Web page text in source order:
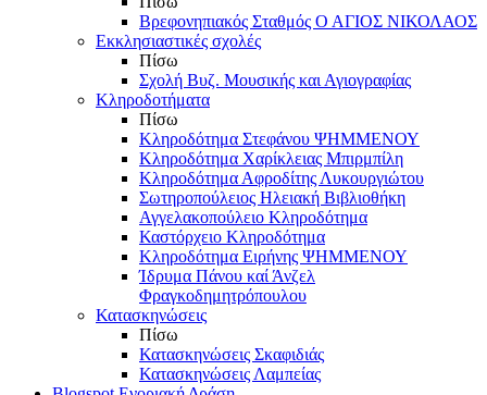
Βρεφονηπιακός Σταθμός Ο ΑΓΙΟΣ ΝΙΚΟΛΑΟΣ
Εκκλησιαστικές σχολές
Πίσω
Σχολή Βυζ. Μουσικής και Αγιογραφίας
Κληροδοτήματα
Πίσω
Κληροδότημα Στεφάνου ΨΗΜΜΕΝΟΥ
Κληροδότημα Χαρίκλειας Μπιρμπίλη
Κληροδότημα Αφροδίτης Λυκουργιώτου
Σωτηροπούλειος Ηλειακή Βιβλιοθήκη
Αγγελακοπούλειο Κληροδότημα
Καστόρχειο Κληροδότημα
Κληροδότημα Ειρήνης ΨΗΜΜΕΝΟΥ
Ίδρυμα Πάνου καί Άνζελ
Φραγκοδημητρόπουλου
Κατασκηνώσεις
Πίσω
Κατασκηνώσεις Σκαφιδιάς
Κατασκηνώσεις Λαμπείας